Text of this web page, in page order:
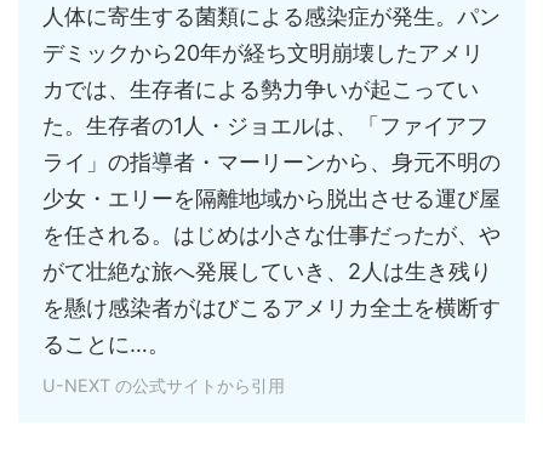
人体に寄生する菌類による感染症が発生。パン
デミックから20年が経ち文明崩壊したアメリ
カでは、生存者による勢力争いが起こってい
た。生存者の1人・ジョエルは、「ファイアフ
ライ」の指導者・マーリーンから、身元不明の
少女・エリーを隔離地域から脱出させる運び屋
を任される。はじめは小さな仕事だったが、や
がて壮絶な旅へ発展していき、2人は生き残り
を懸け感染者がはびこるアメリカ全土を横断す
ることに…。
U-NEXT の公式サイトから引用